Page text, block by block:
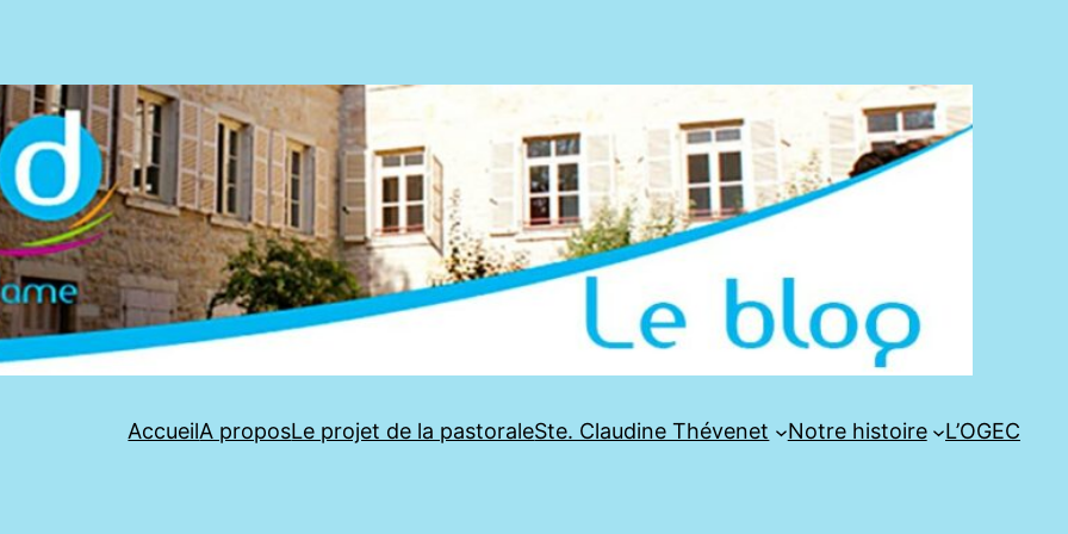
AccueilA proposLe projet de la pastoraleSte. Claudine Thévenet Notre histoire L’OGEC